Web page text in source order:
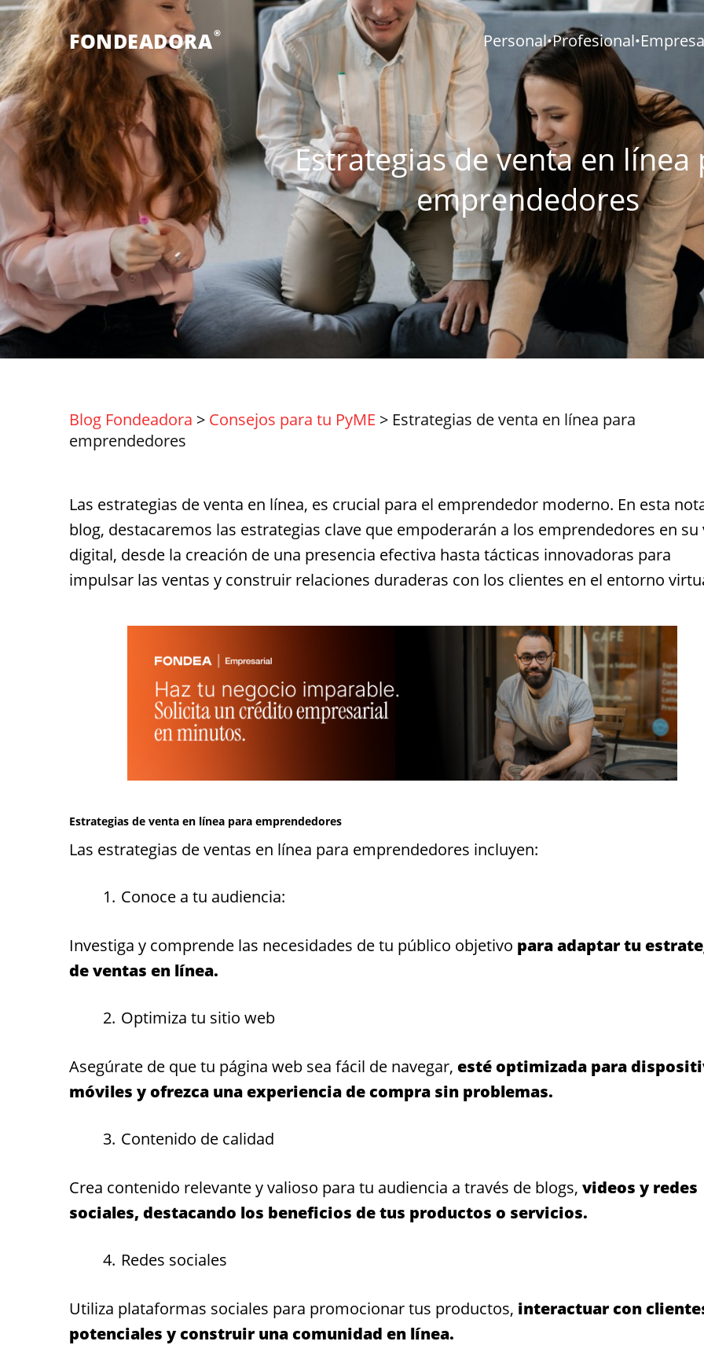
FONDEADORA® Personal•Profesional•
Estrategias de venta en línea
emprendedores
Blog Fondeadora > Consejos para tu PyME > Estrategias de venta en línea para
emprendedores
Las estrategias de venta en línea, es crucial para el emprendedor moderno. En esta
blog, destacaremos las estrategias clave que empoderarán a los emprendedores en su
digital, desde la creación de una presencia efectiva hasta tácticas innovadoras para
impulsar las ventas y construir relaciones duraderas con los clientes en el entorno
Estrategias de venta en línea para emprendedores
Las estrategias de ventas en línea para emprendedores incluyen:
Conoce a tu audiencia:
Investiga y comprende las necesidades de tu público objetivo para adaptar tu
de ventas en línea.
Optimiza tu sitio web
Asegúrate de que tu página web sea fácil de navegar, esté optimizada para
móviles y ofrezca una experiencia de compra sin problemas.
Contenido de calidad
Crea contenido relevante y valioso para tu audiencia a través de blogs, videos y redes
sociales, destacando los beneficios de tus productos o servicios.
Redes sociales
Utiliza plataformas sociales para promocionar tus productos, interactuar con
potenciales y construir una comunidad en línea.